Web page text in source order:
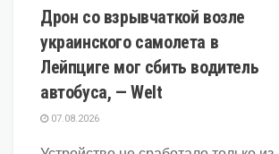
Дрон со взрывчаткой возле
украинского самолета в
Лейпциге мог сбить водитель
автобуса, — Welt
07.08.2026